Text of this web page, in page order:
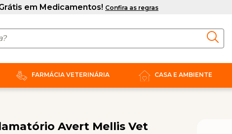
FARMÁCIA VETERINÁRIA CASA E AMBIENTE
Avert Mellis Vet